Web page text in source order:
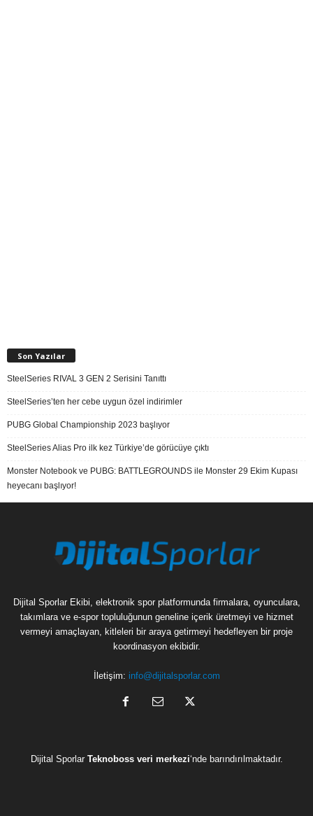
Son Yazılar
SteelSeries RIVAL 3 GEN 2 Serisini Tanıttı
SteelSeries’ten her cebe uygun özel indirimler
PUBG Global Championship 2023 başlıyor
SteelSeries Alias Pro ilk kez Türkiye’de görücüye çıktı
Monster Notebook ve PUBG: BATTLEGROUNDS ile Monster 29 Ekim Kupası
heyecanı başlıyor!
Dijital Sporlar Ekibi, elektronik spor platformunda firmalara, oyunculara,
takımlara ve e-spor topluluğunun geneline içerik üretmeyi ve hizmet
vermeyi amaçlayan, kitleleri bir araya getirmeyi hedefleyen bir proje
koordinasyon ekibidir.
İletişim: info@dijitalsporlar.com
Dijital Sporlar Teknoboss veri merkezi‘nde barındırılmaktadır.